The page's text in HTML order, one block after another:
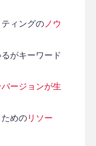
ィングのノウ
がキーワード
バージョンが生
めのリソー